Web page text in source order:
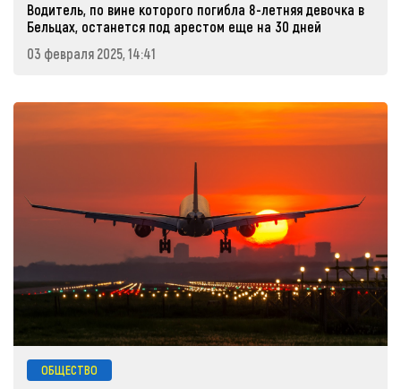
Водитель, по вине которого погибла 8-летняя девочка в
Бельцах, останется под арестом еще на 30 дней
03 февраля 2025, 14:41
ОБЩЕСТВО